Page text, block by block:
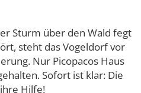
Sturm über den Wald fegt
steht das Vogeldorf vor
Nur Picopacos Haus
Sofort ist klar: Die
Hilfe!